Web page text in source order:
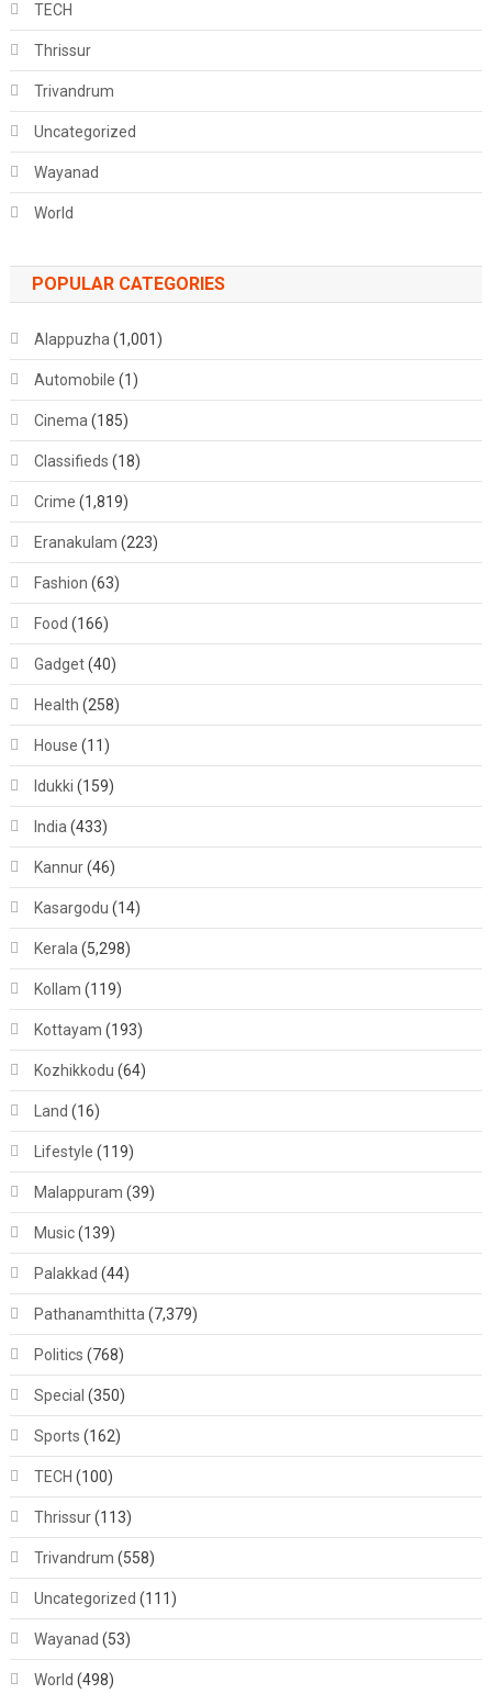
TECH
Thrissur
Trivandrum
Uncategorized
Wayanad
World
POPULAR CATEGORIES
Alappuzha(1,001)
Automobile (1)
Cinema(185)
Classifieds (18)
Crime (1,819)
Eranakulam (223)
Fashion (63)
Food (166)
Gadget(40)
Health (258)
House (11)
Idukki (159)
India(433)
Kannur(46)
Kasargodu (14)
Kerala(5,298)
Kollam (119)
Kottayam (193)
Kozhikkodu (64)
Land (16)
Lifestyle (119)
Malappuram (39)
Music(139)
Palakkad (44)
Pathanamthitta(7,379)
Politics (768)
Special (350)
Sports (162)
TECH (100)
Thrissur(113)
Trivandrum (558)
Uncategorized (111)
Wayanad (53)
World (498)